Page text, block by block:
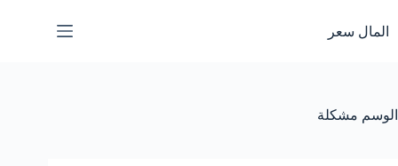
إلى
المحتوى
المال سعر
الوسم مشكلة